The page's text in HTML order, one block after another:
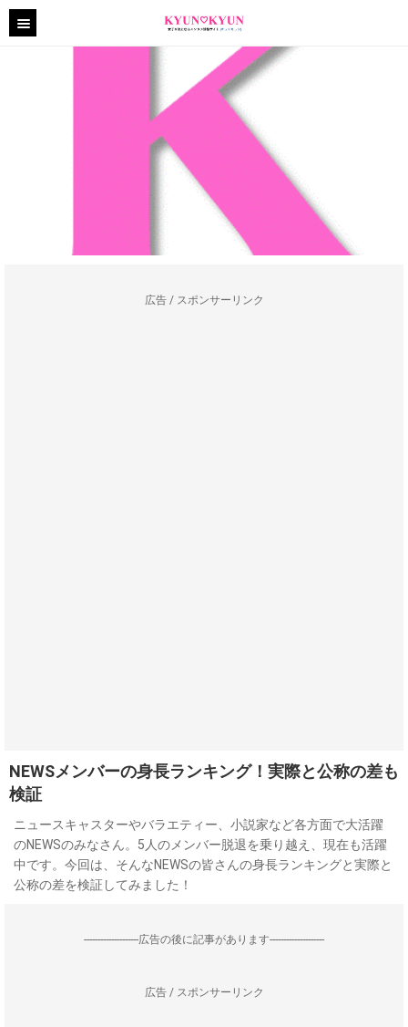
広告 / スポンサーリンク
NEWSメンバーの身長ランキング！実際と公称の差も
検証
ニュースキャスターやバラエティー、小説家など各方面で大活躍
のNEWSのみなさん。5人のメンバー脱退を乗り越え、現在も活躍
中です。今回は、そんなNEWSの皆さんの身長ランキングと実際と
公称の差を検証してみました！
--------------------広告の後に記事があります--------------------
広告 / スポンサーリンク